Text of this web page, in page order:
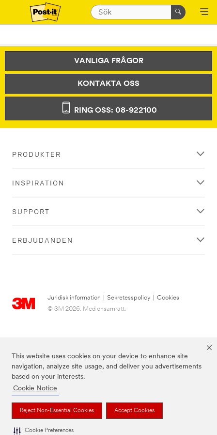
This website uses cookies on your device to enhance site
navigation, analyze site usage, and deliver you advertisements
based on your interests.
Cookie Notice
Reject Non-Essential Cookies Accept Cookies
Cookie Preferences
VANLIGA FRÅGOR
KONTAKTA OSS
RING OSS: 08-922100
PRODUKTER
INSPIRATION
SUPPORT
ERBJUDANDEN
Juridisk information Sekretesspolicy
Cookies
© 3M 2026. Med ensamrätt.
3M, Post-it® och färgen Canary Yellow™ är varumärken som tillhör 3M.